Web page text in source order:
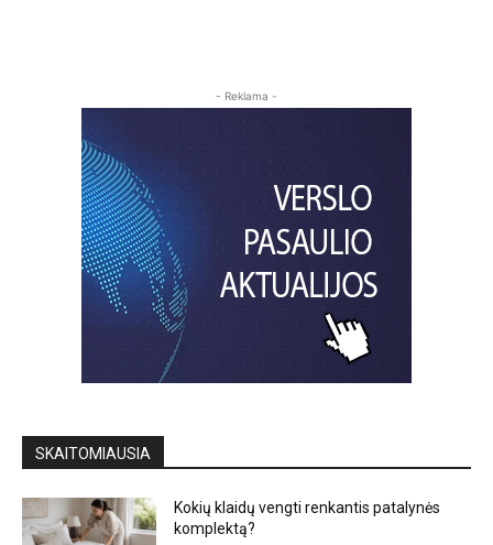
- Reklama -
SKAITOMIAUSIA
Kokių klaidų vengti renkantis patalynės
komplektą?